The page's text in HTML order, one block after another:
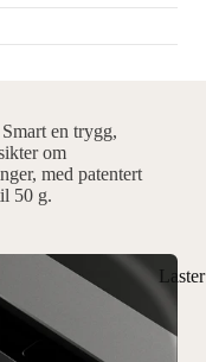
en trygg,
om
med patentert
50 g.